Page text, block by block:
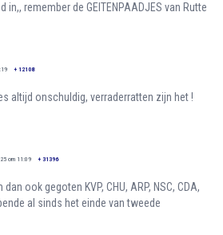
remember de GEITENPAADJES van Rutte
+ 12108
altijd onschuldig, verraderratten zijn het !
om 11:09 + 31396
ook gegoten KVP, CHU, ARP, NSC, CDA,
al sinds het einde van tweede